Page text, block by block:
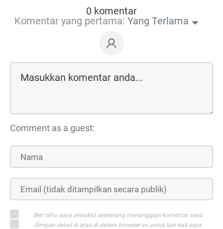
0 komentar
Komentar yang pertama: Yang Terlama
Comment as a guest:
Beri tahu saya sewaktu seseorang menanggapi komentar saya
Simpan detail di atas di dalam browser ini untuk lain kali saya